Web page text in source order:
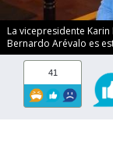
La vicepresidente
Bernardo Arévalo es
41